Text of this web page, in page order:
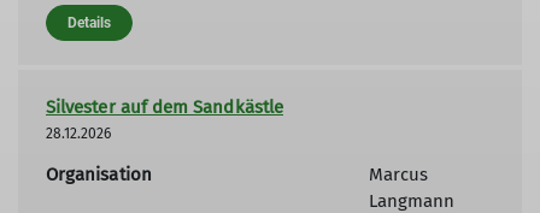
Details
Silvester auf dem Sandkästle
28.12.2026
Organisation
Marcus
Langmann